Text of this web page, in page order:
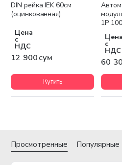
DIN рейка IEK 60см
(оцинкованная)
Цена
с
НДС
12 900 сум
Купить
1P
Цена
с
НДС
60
Просмотренные Популярные